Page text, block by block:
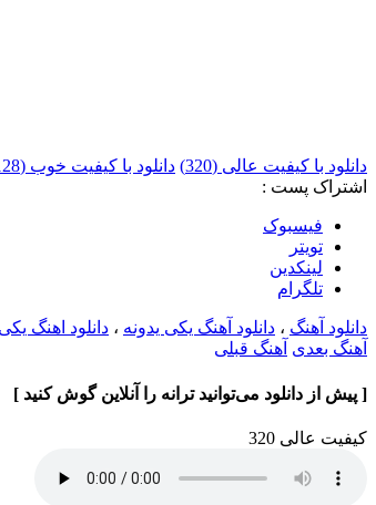
دانلود با کیفیت عالی (320) دانلود با کیفیت خوب (128)
اشتراک پست :
فيسبوک
تويتر
لینکدین
تلگرام
دانلود آهنگ ، دانلود آهنگ یکی یدونه ، دانلود اهنگ
آهنگ بعدی آهنگ قبلی
[ پیش از دانلود می‌توانید ترانه را آنلاین گوش کنید ]
کیفیت عالی 320